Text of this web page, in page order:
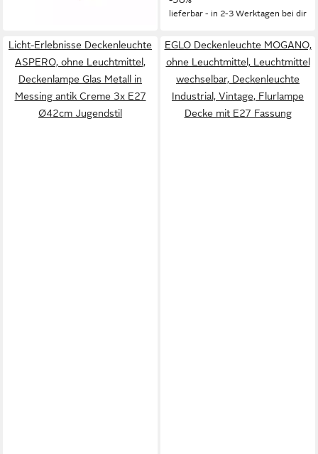
Schirm: 13cm, neutrale
lieferbar - in 2-3 Werktagen bei dir
Licht-Erlebnisse Deckenleuchte
ASPERO, ohne Leuchtmittel,
Deckenlampe Glas Metall in
Messing antik Creme 3x E27
Ø42cm Jugendstil
EGLO Deckenleuchte MOGANO,
ohne Leuchtmittel, Leuchtmittel
wechselbar, Deckenleuchte
Industrial, Vintage, Flurlampe
Decke mit E27 Fassung